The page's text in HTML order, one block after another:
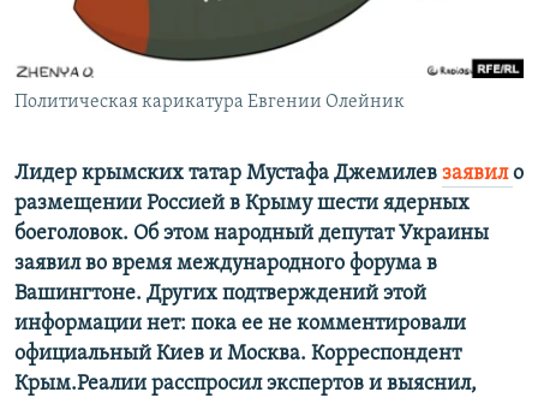
ПОБЕДИТЕЛЕЙ НЕ СУДЯТ?
КРЫМ.НЕПОКОРЕННЫЙ
ELIFBE
ПРИСОЕДИНЯЙТЕСЬ!
Все сайты RFE/RL
Политическая карикатура Евгении Олейник
Лидер крымских татар Мустафа Джемилев заявило
размещении Россией в Крыму шести ядерных
боеголовок. Об этом народный депутат Украины
заявил во время международного форума в
Вашингтоне. Других подтверждений этой
информации нет: пока ее не комментировали
официальный Киев и Москва. Корреспондент
Крым.Реалии расспросил экспертов и выяснил,